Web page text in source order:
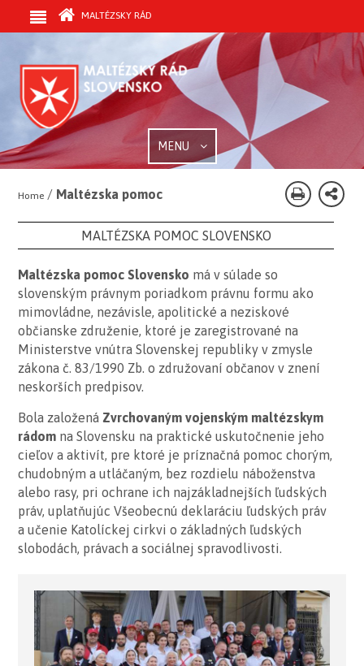
MALTÉZSKY RÁD
MENU
Home / Maltézska pomoc
MALTÉZSKA POMOC SLOVENSKO
Maltézska pomoc Slovensko má v súlade so
slovenským právnym poriadkom právnu formu ako
mimovládne, nezávisle, apolitické a neziskové
občianske združenie, ktoré je zaregistrované na
Ministerstve vnútra Slovenskej republiky v zmysle
zákona č. 83/1990 Zb. o združovaní občanov v znení
neskorších predpisov.
Bola založenáZvrchovaným vojenským maltézskym
rádom na Slovensku na praktické uskutočnenie jeho
cieľov a aktivít, pre ktoré je príznačná pomoc chorým,
chudobným a utláčaným, bez rozdielu náboženstva
alebo rasy, pri ochrane ich najzákladnejších ľudských
práv, uplatňujúc Všeobecnú deklaráciu ľudských práv
a učenie Katolíckej cirkvi o základných ľudských
slobodách, právach a sociálnej spravodlivosti.